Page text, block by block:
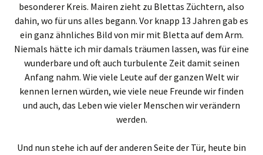
besonderer Kreis. Mairen zieht zu Blettas Züchtern, also
dahin, wo für uns alles begann. Vor knapp 13 Jahren gab es
ein ganz ähnliches Bild von mir mit Bletta auf dem Arm.
Niemals hätte ich mir damals träumen lassen, was für eine
wunderbare und oft auch turbulente Zeit damit seinen
Anfang nahm. Wie viele Leute auf der ganzen Welt wir
kennen lernen würden, wie viele neue Freunde wir finden
und auch, das Leben wie vieler Menschen wir verändern
werden.
Und nun stehe ich auf der anderen Seite der Tür, heute bin